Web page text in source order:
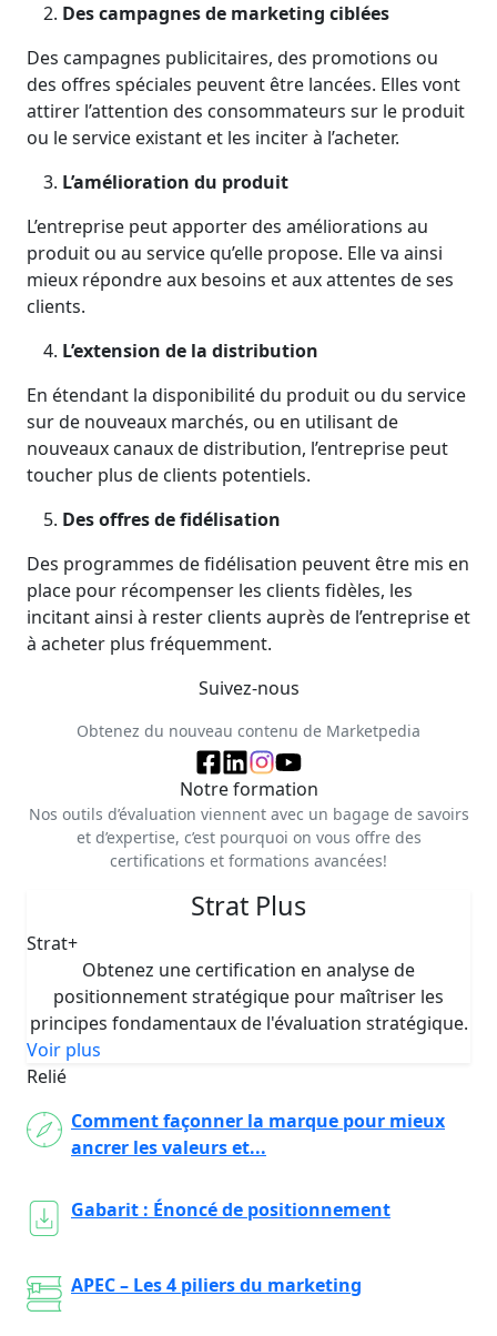
Des campagnes de marketing ciblées
Des campagnes publicitaires, des promotions ou
des offres spéciales peuvent être lancées. Elles vont
attirer l’attention des consommateurs sur le produit
ou le service existant et les inciter à l’acheter.
L’amélioration du produit
L’entreprise peut apporter des améliorations au
produit ou au service qu’elle propose. Elle va ainsi
mieux répondre aux besoins et aux attentes de ses
clients.
L’extension de la distribution
En étendant la disponibilité du produit ou du service
sur de nouveaux marchés, ou en utilisant de
nouveaux canaux de distribution, l’entreprise peut
toucher plus de clients potentiels.
Des offres de fidélisation
Des programmes de fidélisation peuvent être mis en
place pour récompenser les clients fidèles, les
incitant ainsi à rester clients auprès de l’entreprise et
à acheter plus fréquemment.
Suivez-nous
Obtenez du nouveau contenu de Marketpedia
Notre formation
Nos outils d’évaluation viennent avec un bagage de savoirs
et d’expertise, c’est pourquoi on vous offre des
certifications et formations avancées!
Strat Plus
Strat+
Obtenez une certification en analyse de
positionnement stratégique pour maîtriser les
principes fondamentaux de l'évaluation stratégique.
Voir plus
Relié
Comment façonner la marque pour mieux
ancrer les valeurs et...
Gabarit : Énoncé de positionnement
APEC – Les 4 piliers du marketing